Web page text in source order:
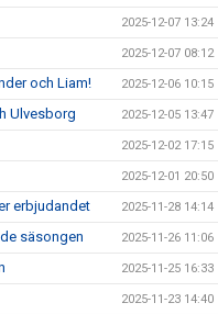
2025-12-07 13:24
2025-12-07 08:12
och Liam! 2025-12-06 10:15
Ulvesborg 2025-12-05 13:47
2025-12-02 17:15
2025-12-01 20:50
erbjudandet 2025-11-28 14:14
säsongen 2025-11-26 11:06
2025-11-25 16:33
2025-11-23 14:40